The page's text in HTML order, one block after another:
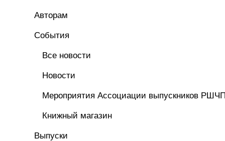
Авторам
Cобытия
Все новости
Новости
Мероприятия Ассоциации выпускников
Книжный магазин
Выпуски